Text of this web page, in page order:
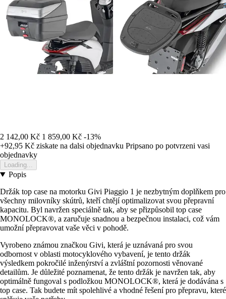
2 142,00 Kč 1 859,00 Kč -13%
+92,95 Kč ziskate na dalsi objednavku Pripsano po potvrzeni vasi
objednavky
Loading...
Popis
Držák top case na motorku Givi Piaggio 1 je nezbytným doplňkem pro
všechny milovníky skútrů, kteří chtějí optimalizovat svou přepravní
kapacitu. Byl navržen speciálně tak, aby se přizpůsobil top case
MONOLOCK®, a zaručuje snadnou a bezpečnou instalaci, což vám
umožní přepravovat vaše věci v pohodě.
Vyrobeno známou značkou Givi, která je uznávaná pro svou
odbornost v oblasti motocyklového vybavení, je tento držák
výsledkem pokročilé inženýrství a zvláštní pozornosti věnované
detailům. Je důležité poznamenat, že tento držák je navržen tak, aby
optimálně fungoval s podložkou MONOLOCK®, která je dodávána s
top case. Tak budete mít spolehlivé a vhodné řešení pro přepravu, které